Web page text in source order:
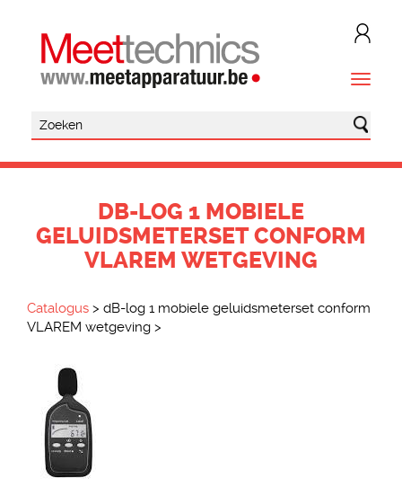
DB-LOG 1 MOBIELE
GELUIDSMETERSET CONFORM
VLAREM WETGEVING
Catalogus > dB-log 1 mobiele geluidsmeterset conform
VLAREM wetgeving >